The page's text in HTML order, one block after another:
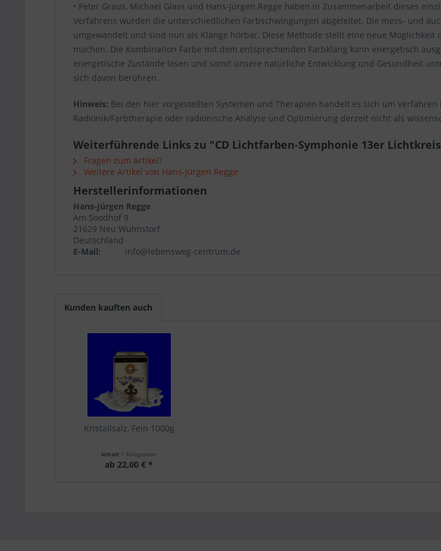
• Peter Graus, Michael Glass und Hans-Jürgen Regge haben in Zusammenarbeit dieses
Verfahrens wurden die unterschiedlichen Farbschwingungen abgeleitet. Die mess- und
umgewandelt und sind nun als Klänge hörbar. Diese Methode stellt eine neue
machen. Die Kombination Farbe mit dem entsprechenden Farbklang kann energetisch
energetische Zustände lösen und somit unsere natürliche Entwicklung und Gesundheit
sich davon berühren.
Hinweis: Bei den hier vorgestellten Systemen und Therapien handelt es sich um
Radionik/Farbtherapie oder radionische Analyse und Optimierung derzeit nicht als
Weiterführende Links zu "CD Lichtfarben-Symphonie 13er
Fragen zum Artikel?
Weitere Artikel von Hans-Jürgen Regge
Herstellerinformationen
Hans-Jürgen Regge
Am Soodhof 9
21629 Neu Wulmstorf
Deutschland
E-Mail:
info@lebensweg-centrum.de
Kunden kauften auch
Kristallsalz, Fein 1000g
Inhalt 1 Kilogramm
ab 22,00 € *